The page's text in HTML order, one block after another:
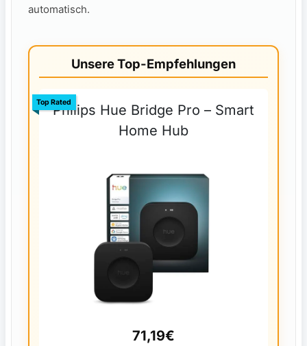
automatisch.
Unsere Top-Empfehlungen
Philips Hue Bridge Pro – Smart
Home Hub
Top Rated
71,19€